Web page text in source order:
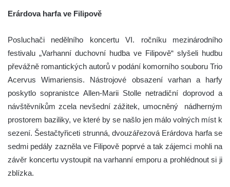
Erárdova harfa ve Filipově
Posluchači nedělního koncertu VI. ročníku mezinárodního
festivalu „Varhanní duchovní hudba ve Filipově“ slyšeli hudbu
převážně romantických autorů v podání komorního souboru Trio
Acervus Wimariensis. Nástrojové obsazení varhan a harfy
poskytlo sopranistce Allen-Marii Stolle netradiční doprovod a
návštěvníkům zcela nevšední zážitek, umocněný nádherným
prostorem baziliky, ve které by se našlo jen málo volných míst k
sezení. Šestačtyřiceti strunná, dvouzářezová Erárdova harfa se
sedmi pedály zazněla ve Filipově poprvé a tak zájemci mohli na
závěr koncertu vystoupit na varhanní emporu a prohlédnout si ji
zblízka.